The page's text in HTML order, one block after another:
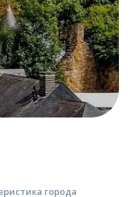
города